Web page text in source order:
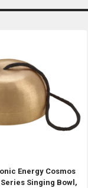
Energy Cosmos
Singing Bowl,